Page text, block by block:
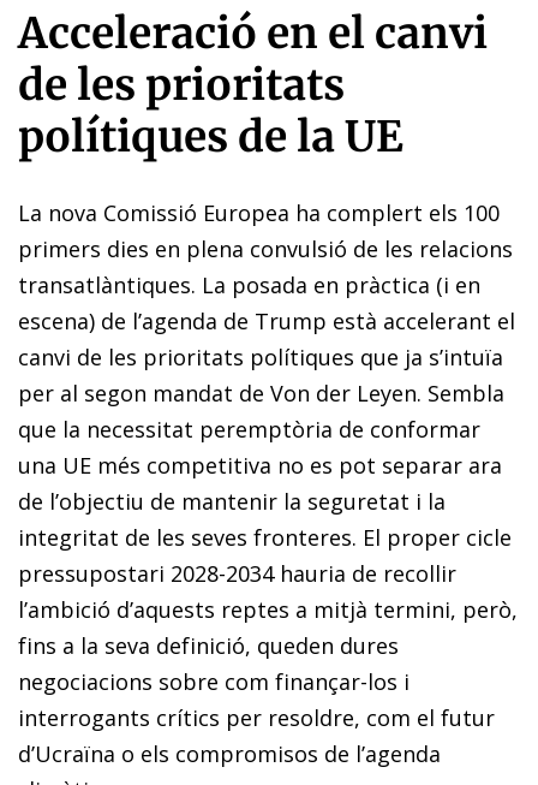
Acceleració en el canvi
de les prioritats
polítiques de la UE
La nova Comissió Europea ha complert els 100
primers dies en plena convulsió de les relacions
transatlàntiques. La posada en pràctica (i en
escena) de l’agenda de Trump està accelerant el
canvi de les prioritats polítiques que ja s’intuïa
per al segon mandat de Von der Leyen. Sembla
que la necessitat peremptòria de conformar
una UE més competitiva no es pot separar ara
de l’objectiu de mantenir la seguretat i la
integritat de les seves fronteres. El proper cicle
pressupostari 2028-2034 hauria de recollir
l’ambició d’aquests reptes a mitjà termini, però,
fins a la seva definició, queden dures
negociacions sobre com finançar-los i
interrogants crítics per resoldre, com el futur
d’Ucraïna o els compromisos de l’agenda